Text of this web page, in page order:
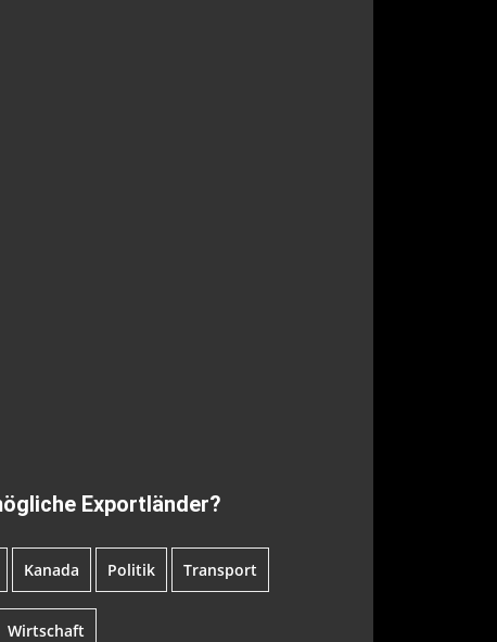
Exportländer?
Kanada Politik Transport
Wirtschaft